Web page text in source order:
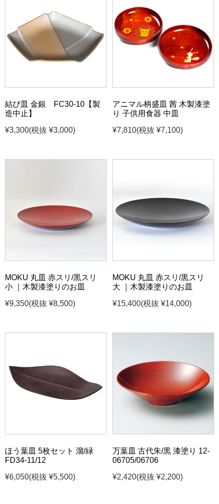
結び皿 金銀 FC30-10【製
造中止】
¥3,300(税抜 ¥3,000)
アニマル柄盛皿 茜 木製漆塗
り 子供用食器 中皿
¥7,810(税抜 ¥7,100)
MOKU 丸皿 赤スリ/黒スリ
小 ｜木製漆塗りのお皿
¥9,350(税抜 ¥8,500)
MOKU 丸皿 赤スリ/黒スリ
大 ｜木製漆塗りのお皿
¥15,400(税抜 ¥14,000)
ほう葉皿 5枚セット 溜/緑
FD34-11/12
¥6,050(税抜 ¥5,500)
万葉皿 古代朱/黒 漆塗り 12-
06705/06706
¥2,420(税抜 ¥2,200)